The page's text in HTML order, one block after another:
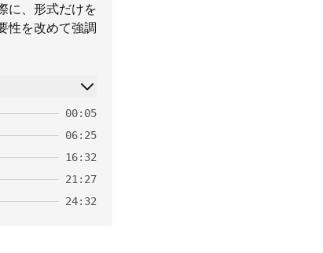
に、形式だけを
性を改めて強調
00:05
06:25
16:32
21:27
24:32